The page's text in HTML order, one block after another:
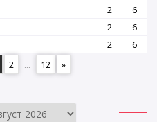
2
6
2
6
2
6
2 ... 12 »